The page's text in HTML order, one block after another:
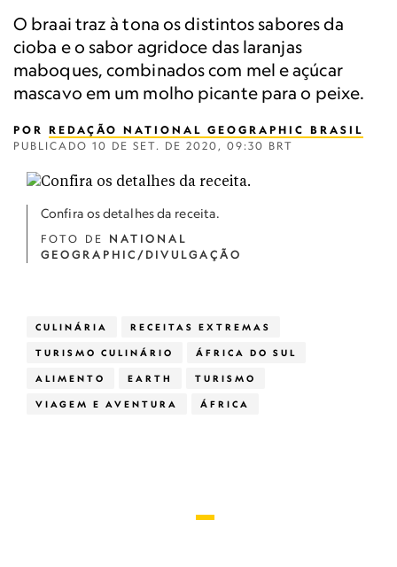
O braai traz à tona os distintos sabores da
cioba e o sabor agridoce das laranjas
maboques, combinados com mel e açúcar
mascavo em um molho picante para o peixe.
POR REDAÇÃO NATIONAL GEOGRAPHIC BRASIL
PUBLICADO 10 DE SET. DE 2020, 09:30 BRT
Confira os detalhes da receita.
FOTO DE NATIONAL
GEOGRAPHIC/DIVULGAÇÃO
CULINÁRIA RECEITAS EXTREMAS
TURISMO CULINÁRIO ÁFRICA DO SUL
ALIMENTO EARTH TURISMO
VIAGEM E AVENTURA ÁFRICA